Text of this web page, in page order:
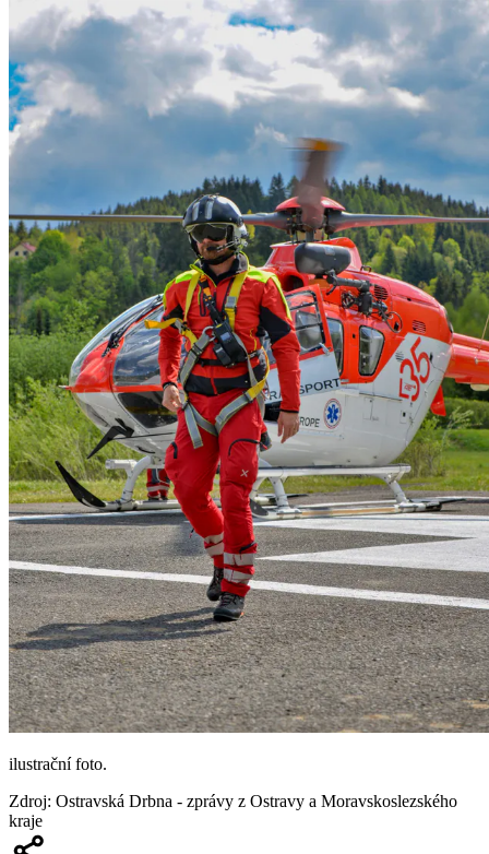
ilustrační foto.
Zdroj: Ostravská Drbna - zprávy z Ostravy a Moravskoslezského
kraje